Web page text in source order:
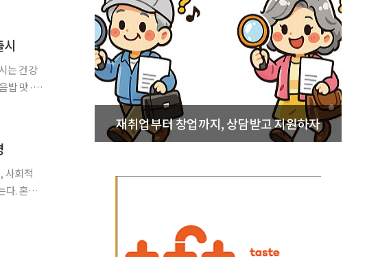
밥 맛·김
사회적
재취업부터 창업까지, 상담받고 지원하자